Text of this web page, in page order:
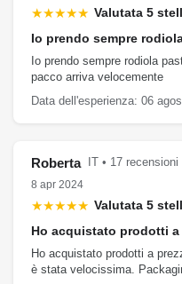
★★★★★ Valutata 5
Io prendo sempre
Io prendo sempre rodiola
pacco arriva velocemente
Data dell'esperienza: 06
Roberta
IT • 17 recensioni
8 apr 2024
★★★★★ Valutata 5
Ho acquistato prodotti
Ho acquistato prodotti a
è stata velocissima.